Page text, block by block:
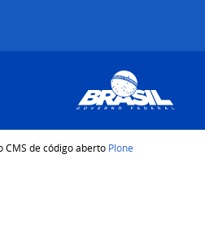
CMS de código aberto Plone